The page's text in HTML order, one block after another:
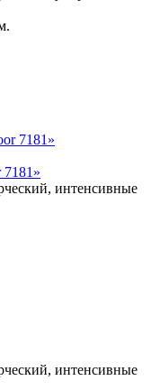
интенсивные
интенсивные